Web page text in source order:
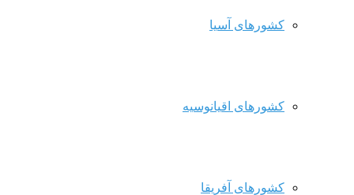
کشورهای آسیا
کشورهای اقیانوسیه
کشورهای آفریقا